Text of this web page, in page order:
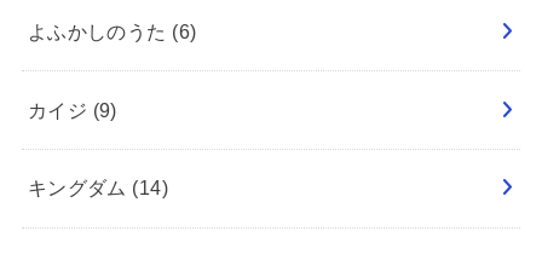
よふかしのうた (6)
カイジ (9)
キングダム (14)